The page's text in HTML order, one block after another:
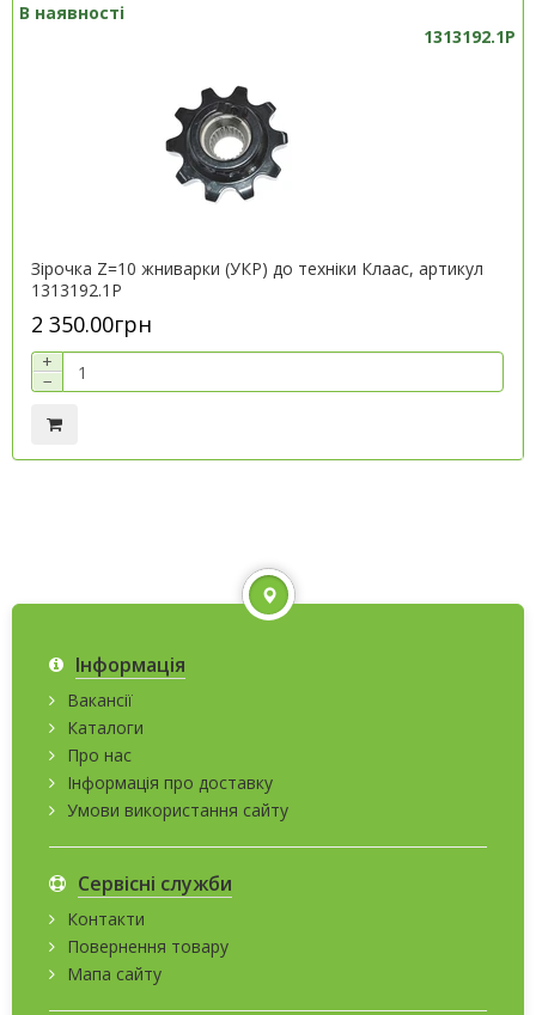
В наявності
1313192.1P
Зірочка Z=10 жниварки (УКР) до техніки Клаас, артикул
1313192.1P
2 350.00грн
+
−
Інформація
Вакансії
Каталоги
Про нас
Інформація про доставку
Умови використання сайту
Сервісні служби
Контакти
Повернення товару
Мапа сайту